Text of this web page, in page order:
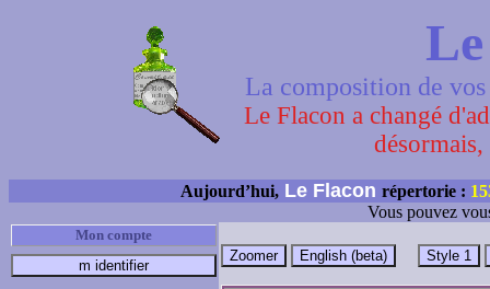
La composition de
Le Flacon a changé
Aujourd’hui, Le Flacon répertorie :
Vous pouvez
Mon compte